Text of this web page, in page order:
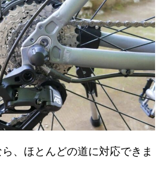
、ほとんどの道に対応できま